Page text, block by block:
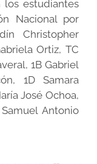
los estudiantes
Nacional por
Christopher
Ortiz, TC
1B Gabriel
1D Samara
José Ochoa,
Antonio